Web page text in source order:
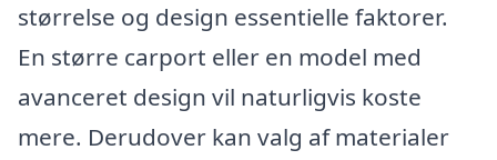
størrelse og design essentielle faktorer.
En større carport eller en model med
avanceret design vil naturligvis koste
mere. Derudover kan valg af materialer